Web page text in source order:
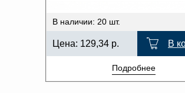
В наличии: 20 шт.
Цена: 129,34 р. В
Подробнее